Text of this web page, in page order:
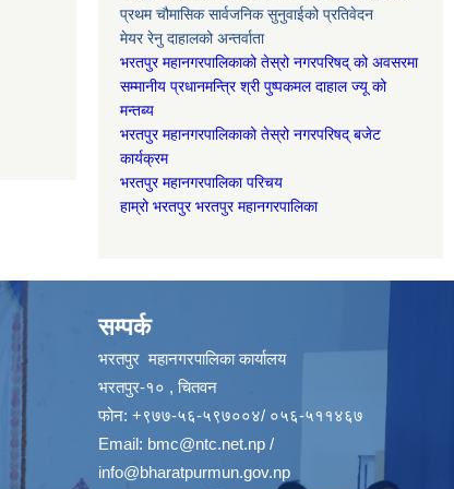
प्रथम चौमासिक सार्वजनिक सुनुवाईको प्रतिवेदन
मेयर रेनु दाहालको अन्तर्वाता
भरतपुर महानगरपालिकाको तेस्रो नगरपरिषद् को अवसरमा
सम्मानीय प्रधानमन्त्रि श्री पुष्पकमल दाहाल ज्यू को
मन्तब्य
भरतपुर महानगरपालिकाको तेस्रो नगरपरिषद् बजेट
कार्यक्रम
भरतपुर महानगरपालिका परिचय
हाम्रो भरतपुर भरतपुर महानगरपालिका
सम्पर्क
भरतपुर महानगरपालिका कार्यालय
भरतपुर-१० , चितवन
फोन: +९७७-५६-५९७००४/ ०५६-५११४६७
Email: bmc@ntc.net.np /
info@bharatpurmun.gov.np